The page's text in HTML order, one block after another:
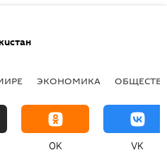
ЭКОНОМИКА
OK VK